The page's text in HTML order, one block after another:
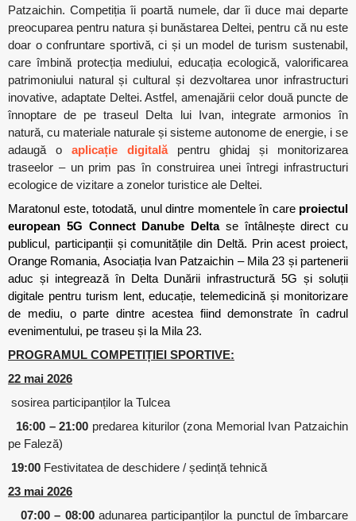
Patzaichin. Competiția îi poartă numele, dar îi duce mai departe
preocuparea pentru natura și bunăstarea Deltei, pentru că nu este
doar o confruntare sportivă, ci și un model de turism sustenabil,
care îmbină protecția mediului, educația ecologică, valorificarea
patrimoniului natural și cultural și dezvoltarea unor infrastructuri
inovative, adaptate Deltei. Astfel, amenajării celor două puncte de
înnoptare de pe traseul Delta lui Ivan, integrate armonios în
natură, cu materiale naturale și sisteme autonome de energie, i se
adaugă o aplicație digitalăpentru ghidaj și monitorizarea
traseelor – un prim pas în construirea unei întregi infrastructuri
ecologice de vizitare a zonelor turistice ale Deltei.
Maratonul este, totodată, unul dintre momentele în care proiectul
european 5G Connect Danube Delta se întâlnește direct cu
publicul, participanții și comunitățile din Deltă. Prin acest proiect,
Orange Romania, Asociația Ivan Patzaichin – Mila 23 și partenerii
aduc și integrează în Delta Dunării infrastructură 5G și soluții
digitale pentru turism lent, educație, telemedicină și monitorizare
de mediu, o parte dintre acestea fiind demonstrate în cadrul
evenimentului, pe traseu și la Mila 23.
PROGRAMUL COMPETIȚIEI SPORTIVE:
22 mai 2026
sosirea participanților la Tulcea
16:00 – 21:00 predarea kiturilor (zona Memorial Ivan Patzaichin
pe Faleză)
19:00 Festivitatea de deschidere / ședință tehnică
23 mai 2026
07:00 – 08:00adunarea participanților la punctul de îmbarcare